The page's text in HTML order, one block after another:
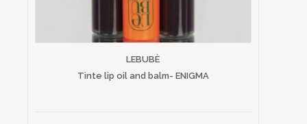
LEBUBÈ
Tinte lip oil and balm- ENIGMA